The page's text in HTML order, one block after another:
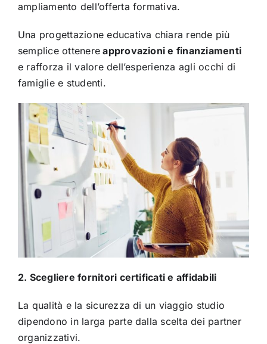
ampliamento dell’offerta formativa.
Una progettazione educativa chiara rende più
semplice ottenere approvazioni e finanziamenti
e rafforza il valore dell’esperienza agli occhi di
famiglie e studenti.
2. Scegliere fornitori certificati e affidabili
La qualità e la sicurezza di un viaggio studio
dipendono in larga parte dalla scelta dei partner
organizzativi.